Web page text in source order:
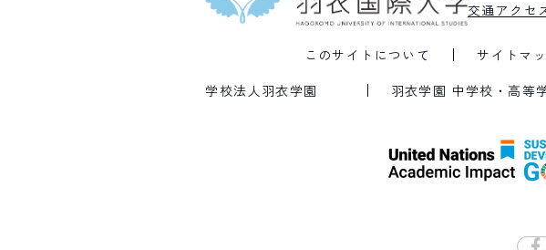
交通アクセ
このサイトについて サイトマ
学校法人羽衣学園
羽衣学園 中学校・高等